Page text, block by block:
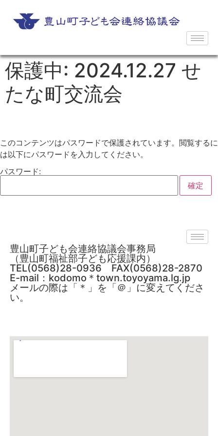
保護中: 2024.12.27 せ
たな町交流会
このコンテンツはパスワードで保護されています。閲覧するに
は以下にパスワードを入力してください。
パスワード:
豊山町子ども会連絡協議会事務局
（豊山町福祉部子ども応援課内）
TEL(0568)28-0936 FAX(0568)28-2870
E-mail：kodomo＊town.toyoyama.lg.jp
メールの際は「＊」を「＠」に変えてくださ
い。